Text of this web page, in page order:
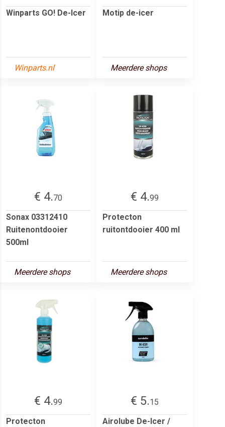
Winparts GO! De-Icer
Winparts.nl
Motip de-icer
Meerdere shops
€ 4.70
Sonax 03312410
Ruitenontdooier
500ml
Meerdere shops
€ 4.99
Protecton
ruitontdooier 400 ml
Meerdere shops
€ 4.99
Protecton
€ 5.15
Airolube De-Icer /